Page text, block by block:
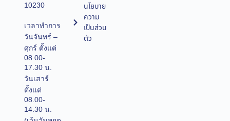
10230
เวลาทำการ
วันจันทร์ –
ศุกร์ ตั้งแต่
08.00-
17.30 น.
วันเสาร์
ตั้งแต่
08.00-
14.30 น.
นโยบาย
ความ
เป็นส่วน
ตัว